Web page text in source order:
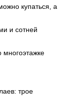
купаться, а
и сотней
многоэтажке
трое